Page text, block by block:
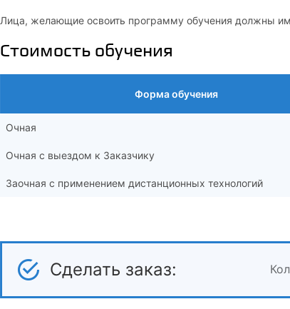
Лица, желающие освоить программу обучения должны
Стоимость обучения
Форма обучения
Очная
Очная с выездом к Заказчику
Заочная с применением дистанционных технологий
Сделать заказ: